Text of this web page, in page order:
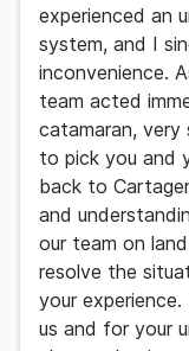
experienced an
system, and I
inconvenience.
team acted
catamaran, very
to pick you and
back to
and
our team on
resolve the
your
us and for your